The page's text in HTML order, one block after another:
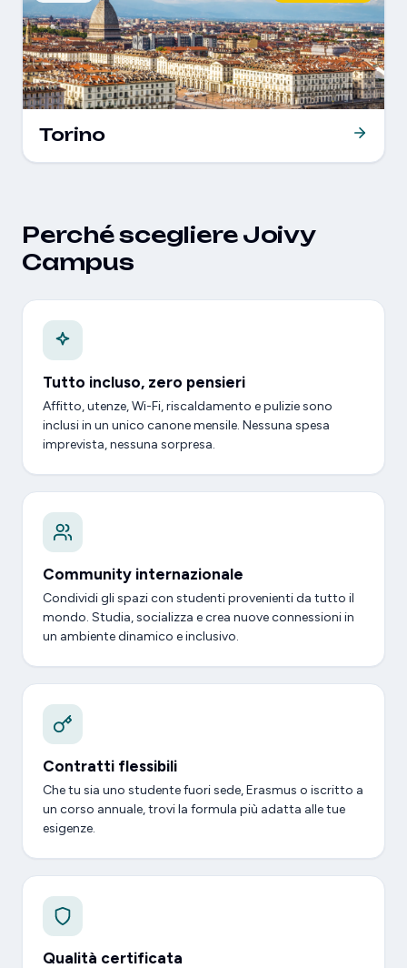
Torino
Perché scegliere Joivy
Campus
Tutto incluso, zero pensieri
Affitto, utenze, Wi-Fi, riscaldamento e pulizie sono
inclusi in un unico canone mensile. Nessuna spesa
imprevista, nessuna sorpresa.
Community internazionale
Condividi gli spazi con studenti provenienti da tutto il
mondo. Studia, socializza e crea nuove connessioni in
un ambiente dinamico e inclusivo.
Contratti flessibili
Che tu sia uno studente fuori sede, Erasmus o iscritto a
un corso annuale, trovi la formula più adatta alle tue
esigenze.
Qualità certificata